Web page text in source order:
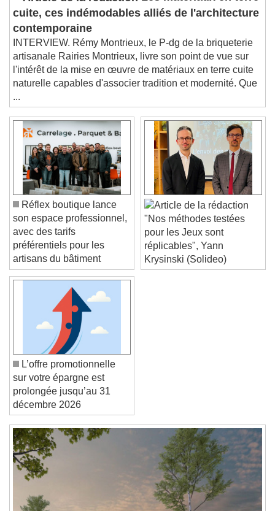
This is a modal window.
Beginning of dialog window. Escape will cancel
and close the window.
Text
Color Opacity
Text Background
Color Opacity
Caption Area Background
Color Opacity
Font Size
Text Edge Style
Font Family
Reset
Close Modal Dialog
End of dialog window.
Les matériaux en terre
cuite, ces indémodables alliés de l'architecture
contemporaine
INTERVIEW. Rémy Montrieux, le P-dg de la briqueterie
artisanale Rairies Montrieux, livre son point de vue sur
l'intérêt de la mise en œuvre de matériaux en terre cuite
...
Réflex boutique lance
son espace professionnel,
avec des tarifs
préférentiels pour les
artisans du bâtiment
"Nos méthodes testées
pour les Jeux sont
réplicables", Yann
Krysinski (Solideo)
L’offre promotionnelle
sur votre épargne est
prolongée jusqu’au 31
décembre 2026